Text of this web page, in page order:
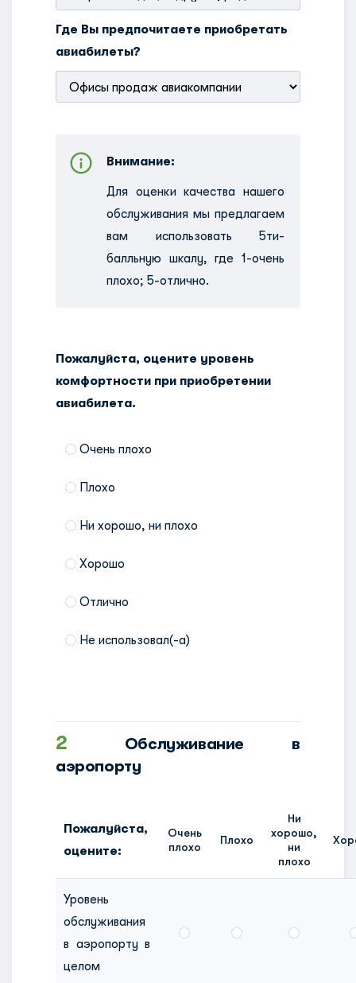
Где Вы предпочитаете приобретать
авиабилеты?
Внимание:
Для оценки качества нашего
обслуживания мы предлагаем
вам использовать 5ти-
балльную шкалу, где 1-очень
плохо; 5-отлично.
Пожалуйста, оцените уровень
комфортности при приобретении
авиабилета.
Очень плохо
Плохо
Ни хорошо, ни плохо
Хорошо
Отлично
Не использовал(-a)
2
Обслуживание в
аэропорту
Пожалуйста,
оцените:
Очень
плохо
Плохо
Ни
хорошо,
ни
плохо
Уровень
обслуживания
в аэропорту в
целом